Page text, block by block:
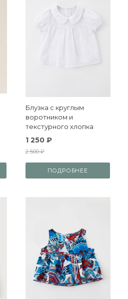
Блузка с круглым
воротником и
текстурного хлопка
1 250 ₽
2 500 ₽
ПОДРОБНЕЕ